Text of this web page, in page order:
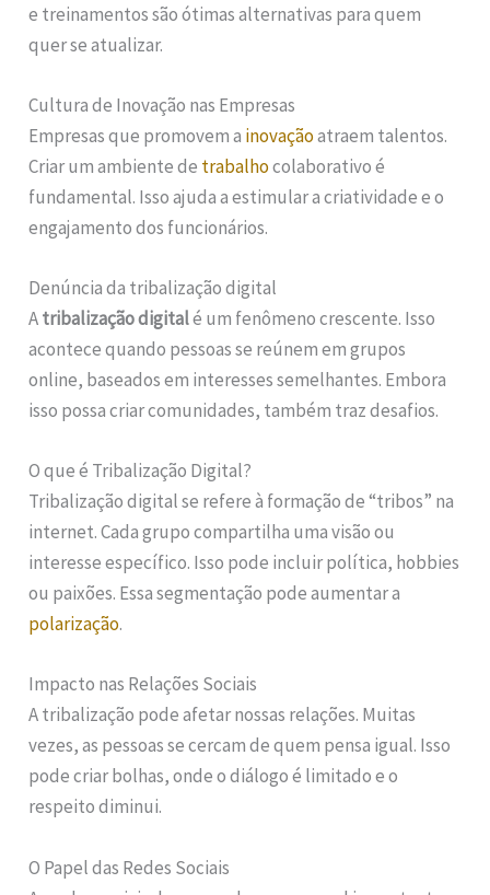
e treinamentos são ótimas alternativas para quem
quer se atualizar.
Cultura de Inovação nas Empresas
Empresas que promovem a inovaçãoatraem talentos.
Criar um ambiente de trabalhocolaborativo é
fundamental. Isso ajuda a estimular a criatividade e o
engajamento dos funcionários.
Denúncia da tribalização digital
Atribalização digitalé um fenômeno crescente. Isso
acontece quando pessoas se reúnem em grupos
online, baseados em interesses semelhantes. Embora
isso possa criar comunidades, também traz desafios.
O que é Tribalização Digital?
Tribalização digital se refere à formação de “tribos” na
internet. Cada grupo compartilha uma visão ou
interesse específico. Isso pode incluir política, hobbies
ou paixões. Essa segmentação pode aumentar a
polarização.
Impacto nas Relações Sociais
A tribalização pode afetar nossas relações. Muitas
vezes, as pessoas se cercam de quem pensa igual. Isso
pode criar bolhas, onde o diálogo é limitado e o
respeito diminui.
O Papel das Redes Sociais